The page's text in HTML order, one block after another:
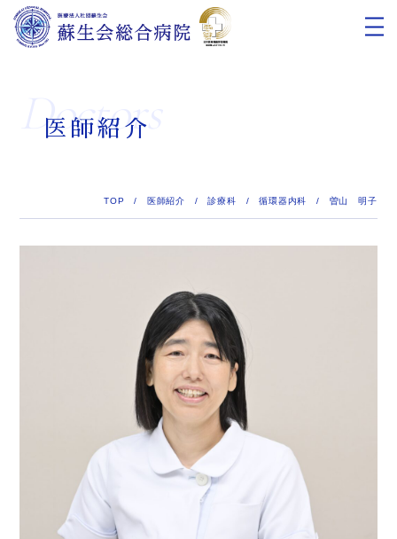
Doctors
医師紹介
TOP / 医師紹介 /診療科 /循環器内科 / 曽山 明子